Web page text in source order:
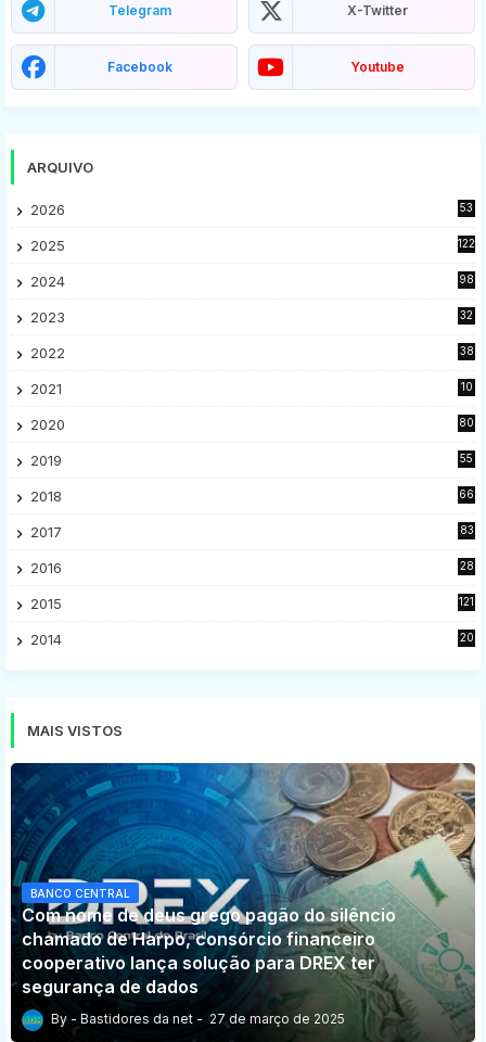
Telegram X-Twitter
Facebook Youtube
ARQUIVO
2026 53
2025 122
2024 98
2023
32
2022
38
2021
10
2020
80
2019
55
2018
66
2017
83
2016
28
2015
121
2014
20
MAIS VISTOS
BANCO CENTRAL
Com nome de deus grego pagão do silêncio
chamado de Harpo, consórcio financeiro
cooperativo lança solução para DREX ter
segurança de dados
Bastidores da net 27 de março de 2025